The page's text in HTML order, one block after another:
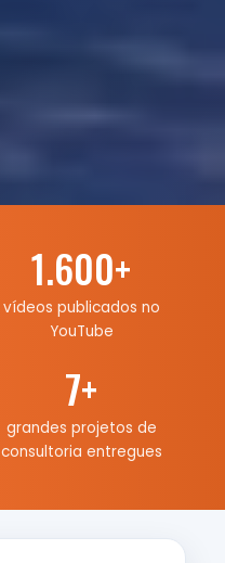
1.600+
vídeos publicados no
YouTube
7+
grandes projetos de
consultoria entregues